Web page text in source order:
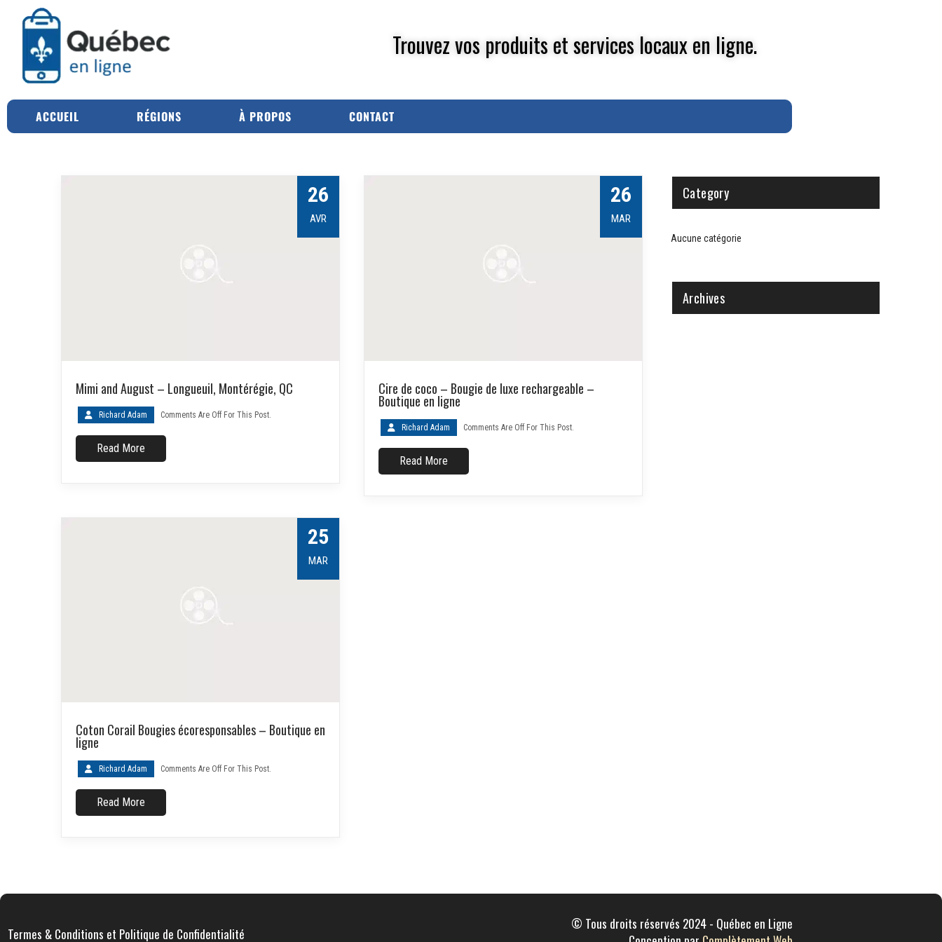
Trouvez vos produits et services locaux en ligne.
ACCUEIL RÉGIONS À PROPOS CONTACT
26
AVR
Mimi and August – Longueuil, Montérégie, QC
Richard Adam Comments Are Off For This Post.
Read More
26
MAR
Cire de coco – Bougie de luxe rechargeable –
Boutique en ligne
Richard Adam Comments Are Off For This Post.
Read More
25
MAR
Coton Corail Bougies écoresponsables – Boutique en
ligne
Richard Adam Comments Are Off For This Post.
Read More
Category
Aucune catégorie
Archives
Termes & Conditions et Politique de Confidentialité
© Tous droits réservés 2024 - Québec en Ligne